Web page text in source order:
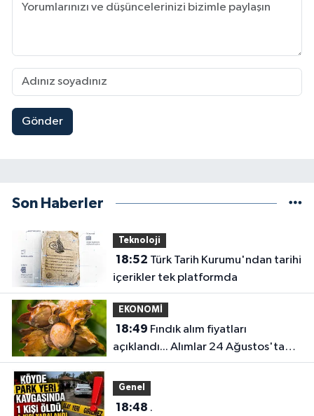
Gönder
Son Haberler
Teknoloji
18:52
içerikler tek platformda
EKONOMİ
18:49
açıklandı... Alımlar 24 Ağustos'ta
başlıyor
Genel
18:48 .